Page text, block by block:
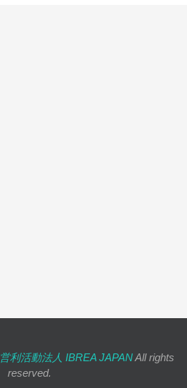
利活動法人 IBREA JAPANAll rights
reserved.